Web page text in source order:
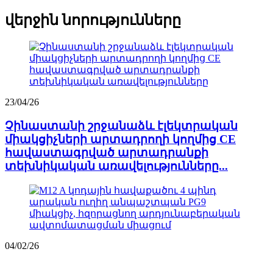
վերջին նորությունները
23/04/26
Չինաստանի շրջանաձև էլեկտրական
միակցիչների արտադրողի կողմից CE
հավաստագրված արտադրանքի
տեխնիկական առավելությունները...
04/02/26